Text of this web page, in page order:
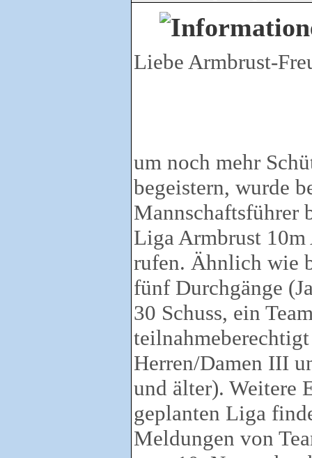
Liebe Armbrust-
um noch mehr
begeistern, wurde
Mannschaftsführer
Liga Armbrust
rufen. Ähnlich wie
fünf Durchgänge
30 Schuss, ein
Herren/Damen III
und älter). Weitere
geplanten Liga
Meldungen von